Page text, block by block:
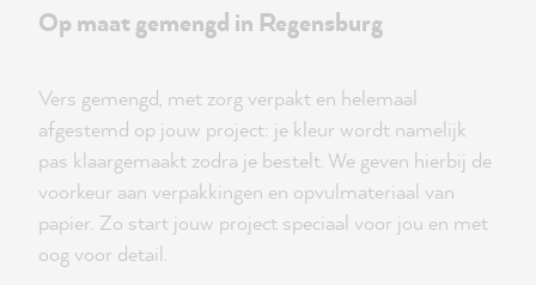
Op maat gemengd in Regensburg
Vers gemengd, met zorg verpakt en helemaal
afgestemd op jouw project: je kleur wordt namelijk
pas klaargemaakt zodra je bestelt. We geven hierbij de
voorkeur aan verpakkingen en opvulmateriaal van
papier. Zo start jouw project speciaal voor jou en met
oog voor detail.